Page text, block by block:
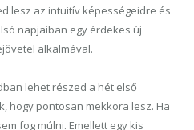
lesz az intuitív képességeidre és
napjaiban egy érdekes új
alkalmával.
lehet részed a hét első
hogy pontosan mekkora lesz. Ha
fog múlni. Emellett egy kis